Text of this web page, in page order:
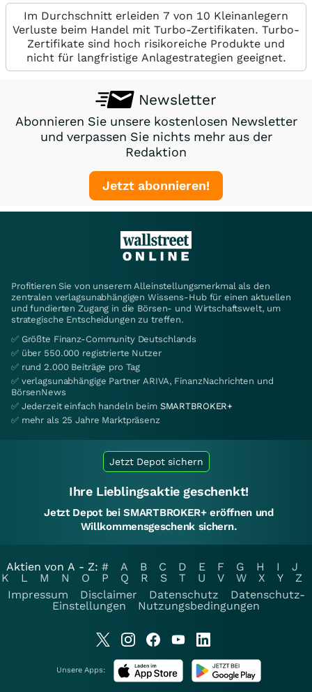
Im Durchschnitt erleiden 7 von 10 Kleinanlegern
Verluste beim Handel mit Turbo-Zertifikaten. Turbo-
Zertifikate sind hoch risikoreiche Produkte und
nicht für langfristige Anlagestrategien geeignet.
Newsletter
Abonnieren Sie unsere kostenlosen Newsletter
und verpassen Sie nichts mehr aus der
Redaktion
Jetzt abonnieren!
Profitieren Sie von unserem Alleinstellungsmerkmal als den
zentralen verlagsunabhängigen Wissens-Hub für einen aktuellen
und fundierten Zugang in die Börsen- und Wirtschaftswelt, um
strategische Entscheidungen zu treffen.
✅ Größte Finanz-Community Deutschlands
✅ über 550.000 registrierte Nutzer
✅ rund 2.000 Beiträge pro Tag
✅ verlagsunabhängige Partner ARIVA, FinanzNachrichten und
BörsenNews
✅ Jederzeit einfach handeln beim SMARTBROKER+
✅ mehr als 25 Jahre Marktpräsenz
Jetzt Depot sichern
Ihre Lieblingsaktie geschenkt!
Jetzt Depot bei SMARTBROKER+ eröffnen und
Willkommensgeschenk sichern.
Aktien von A - Z: # A B C D E F G H I
J
K
L M N O P Q R S T U V W X Y
Z
Impressum
Disclaimer Datenschutz
Datenschutz-
Einstellungen
Nutzungsbedingungen
Unsere Apps: